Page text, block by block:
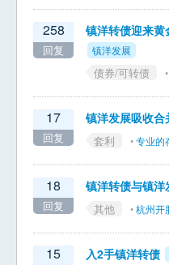
258
回复
镇洋转债迎来
镇洋发展
债券/可转债 •
17
回复
镇洋发展吸收
套利 •专业的
18
回复
镇洋转债与镇
其他 •杭州开
15 入2手镇洋转债